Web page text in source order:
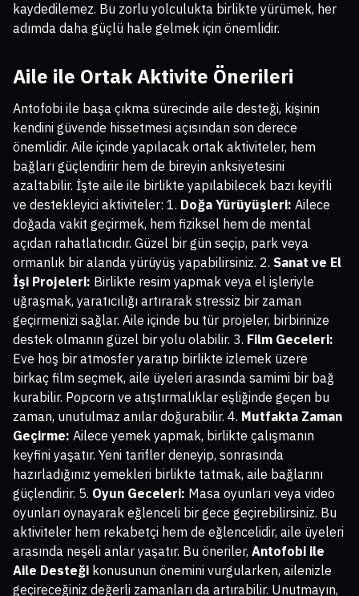
kaydedilemez. Bu zorlu yolculukta birlikte yürümek, her
adımda daha güçlü hale gelmek için önemlidir.
Aile ile Ortak Aktivite Önerileri
Antofobi ile başa çıkma sürecinde aile desteği, kişinin
kendini güvende hissetmesi açısından son derece
önemlidir. Aile içinde yapılacak ortak aktiviteler, hem
bağları güçlendirir hem de bireyin anksiyetesini
azaltabilir. İşte aile ile birlikte yapılabilecek bazı keyifli
ve destekleyici aktiviteler: 1. Doğa Yürüyüşleri: Ailece
doğada vakit geçirmek, hem fiziksel hem de mental
açıdan rahatlatıcıdır. Güzel bir gün seçip, park veya
ormanlık bir alanda yürüyüş yapabilirsiniz. 2. Sanat ve El
İşi Projeleri: Birlikte resim yapmak veya el işleriyle
uğraşmak, yaratıcılığı artırarak stressiz bir zaman
geçirmenizi sağlar. Aile içinde bu tür projeler, birbirinize
destek olmanın güzel bir yolu olabilir. 3. Film Geceleri:
Eve hoş bir atmosfer yaratıp birlikte izlemek üzere
birkaç film seçmek, aile üyeleri arasında samimi bir bağ
kurabilir. Popcorn ve atıştırmalıklar eşliğinde geçen bu
zaman, unutulmaz anılar doğurabilir. 4. Mutfakta Zaman
Geçirme: Ailece yemek yapmak, birlikte çalışmanın
keyfini yaşatır. Yeni tarifler deneyip, sonrasında
hazırladığınız yemekleri birlikte tatmak, aile bağlarını
güçlendirir. 5. Oyun Geceleri: Masa oyunları veya video
oyunları oynayarak eğlenceli bir gece geçirebilirsiniz. Bu
aktiviteler hem rekabetçi hem de eğlencelidir, aile üyeleri
arasında neşeli anlar yaşatır. Bu öneriler, Antofobi ile
Aile Desteği konusunun önemini vurgularken, ailenizle
geçireceğiniz değerli zamanları da artırabilir. Unutmayın,